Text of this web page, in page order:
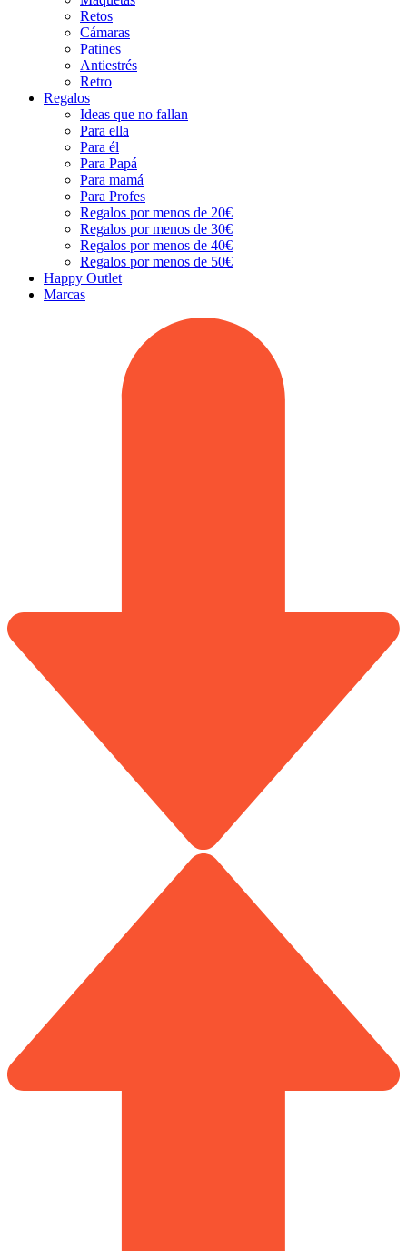
Retos
Cámaras
Patines
Antiestrés
Retro
Regalos
Ideas que no fallan
Para ella
Para él
Para Papá
Para mamá
Para Profes
Regalos por menos de 20€
Regalos por menos de 30€
Regalos por menos de 40€
Regalos por menos de 50€
Happy Outlet
Marcas